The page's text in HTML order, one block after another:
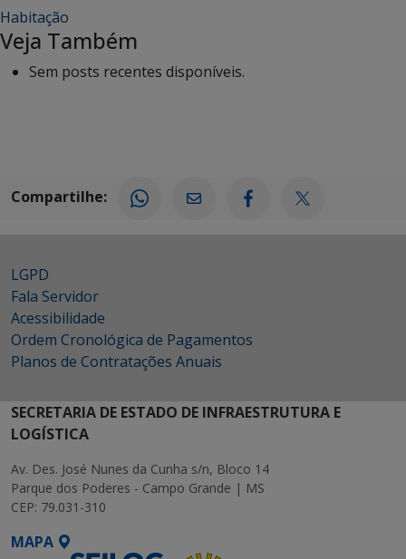
Habitação
Veja Também
Sem posts recentes disponíveis.
Compartilhe:
LGPD
Fala Servidor
Acessibilidade
Ordem Cronológica de Pagamentos
Planos de Contratações Anuais
SECRETARIA DE ESTADO DE INFRAESTRUTURA E
LOGÍSTICA
Av. Des. José Nunes da Cunha s/n, Bloco 14
Parque dos Poderes - Campo Grande | MS
CEP: 79.031-310
MAPA